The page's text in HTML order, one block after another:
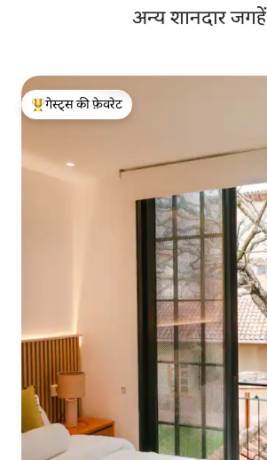
अन्य शानदार जगहें
गेस्ट्स का टॉप फ़ेवरेट
गेस्ट्स की फ़ेवरेट